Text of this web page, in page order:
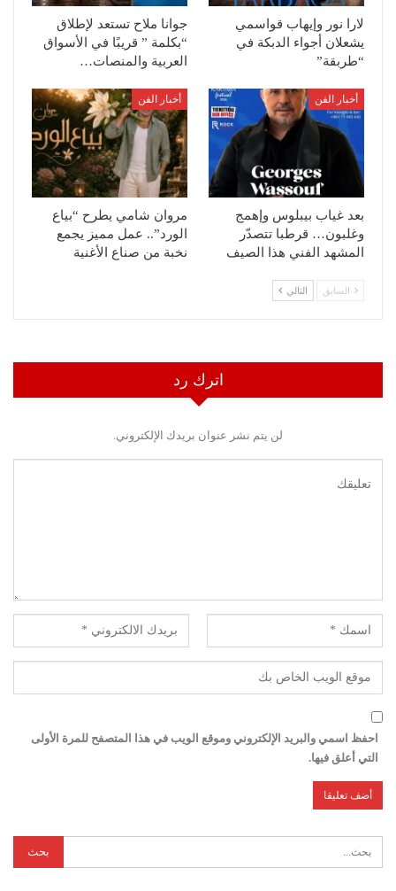
لارا نور وإيهاب قواسمي
يشعلان أجواء الدبكة في
“طربقة”
جوانا ملاح تستعد لإطلاق
“بكلمة ” قريبًا في الأسواق
العربية والمنصات…
أخبار الفن
بعد غياب بيبلوس وإهمج
وغلبون… قرطبا تتصدّر
المشهد الفني هذا الصيف
أخبار الفن
مروان شامي يطرح “بياع
الورد”.. عمل مميز يجمع
نخبة من صناع الأغنية
السابق التالي
اترك رد
لن يتم نشر عنوان بريدك الإلكتروني.
احفظ اسمي والبريد الإلكتروني وموقع الويب في هذا المتصفح للمرة الأولى
التي أعلق فيها.